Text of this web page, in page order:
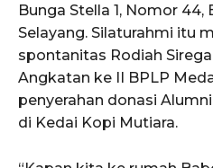
Bunga Stella 1, Nomor 44,
Selayang. Silaturahmi itu
spontanitas Rodiah
Angkatan ke II BPLP
penyerahan donasi
di Kedai Kopi Mutiara.